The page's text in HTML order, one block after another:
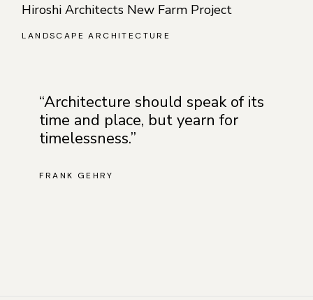
Hiroshi Architects New Farm Project
LANDSCAPE ARCHITECTURE
“Architecture should speak of its
time and place, but yearn for
timelessness.”
FRANK GEHRY